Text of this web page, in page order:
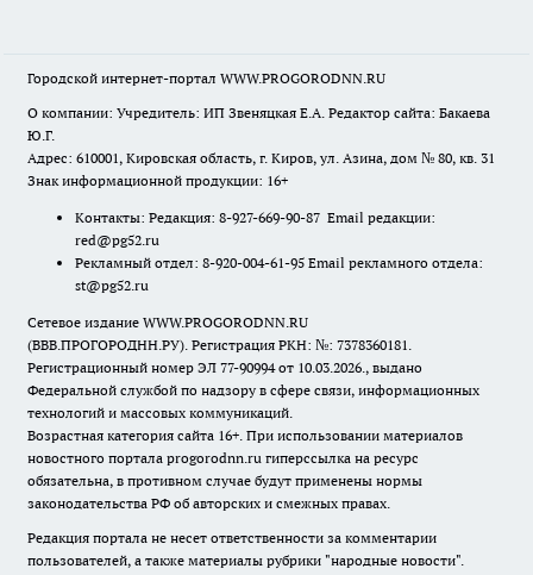
Городской интернет-портал WWW.PROGORODNN.RU
О компании: Учредитель: ИП Звеняцкая Е.А. Редактор сайта: Бакаева
Ю.Г.
Адрес: 610001, Кировская область, г. Киров, ул. Азина, дом № 80, кв. 31
Знак информационной продукции: 16+
Контакты: Редакция: 8-927-669-90-87 Email редакции:
red@pg52.ru
Рекламный отдел: 8-920-004-61-95 Email рекламного отдела:
st@pg52.ru
Сетевое издание WWW.PROGORODNN.RU
(ВВВ.ПРОГОРОДНН.РУ). Регистрация РКН: №: 7378360181.
Регистрационный номер ЭЛ 77-90994 от 10.03.2026., выдано
Федеральной службой по надзору в сфере связи, информационных
технологий и массовых коммуникаций.
Возрастная категория сайта 16+. При использовании материалов
новостного портала progorodnn.ru гиперссылка на ресурс
обязательна, в противном случае будут применены нормы
законодательства РФ об авторских и смежных правах.
Редакция портала не несет ответственности за комментарии
пользователей, а также материалы рубрики "народные новости".